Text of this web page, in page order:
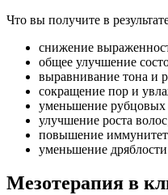
Что вы получите в
снижение
общее улучшение
выравнивание тона и
сокращение пор и
уменьшение рубцовых
улучшение роста
повышение
уменьшение
Мезотерапия в